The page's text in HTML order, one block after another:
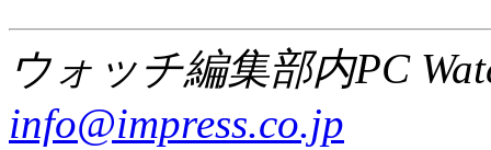
ウォッチ編集部内PC
info@impress.co.jp